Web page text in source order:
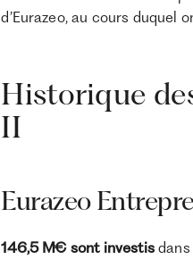
d’Eurazeo, au cours duquel
Historique
II
Eurazeo
146,5 M€ sont investisdans